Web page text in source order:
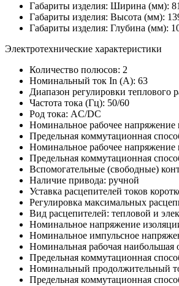
Габариты изделия: Ширина (мм): 81
Габариты изделия: Высота (мм):
Габариты изделия: Глубина (мм):
Электротехнические характеристики
Количество полюсов: 2
Номинальный ток In (А): 63
Диапазон регулировки теплового
Частота тока (Гц): 50/60
Род тока: AC/DC
Номинальное рабочее напряжение
Предельная коммутационная
Номинальное рабочее напряжение
Предельная коммутационная
Вспомогательные (свободные)
Наличие привода: ручной
Уставка расцепителей токов
Регулировка максимальных
Вид расцепителей: тепловой и
Номинальное напряжение
Номинальное импульсное
Номинальная рабочая
Предельная коммутационная
Номинальный продолжительный
Предельная коммутационная